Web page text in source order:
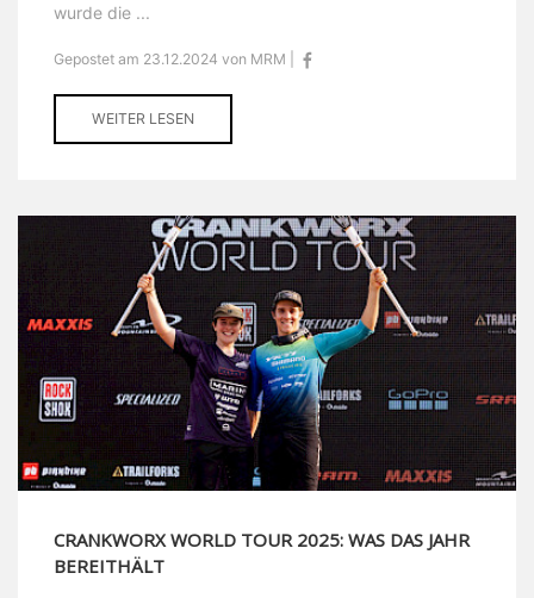
wurde die ...
Gepostet am 23.12.2024 von MRM |
WEITER LESEN
CRANKWORX WORLD TOUR 2025: WAS DAS JAHR
BEREITHÄLT